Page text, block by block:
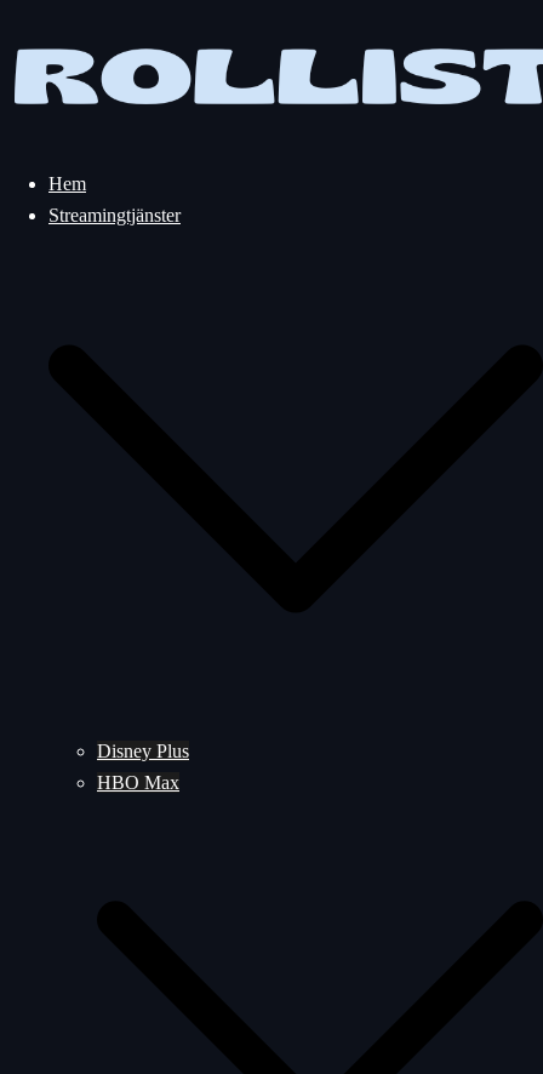
innehåll
Hem
Streamingtjänster
Disney Plus
HBO Max